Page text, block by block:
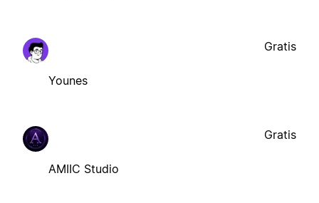
Younes
Gratis
AMIIC Studio
Gratis